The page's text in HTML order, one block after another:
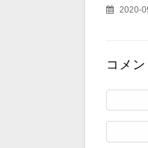
2020-
コメ